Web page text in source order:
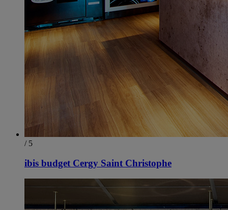
/ 5
ibis budget Cergy Saint Christophe